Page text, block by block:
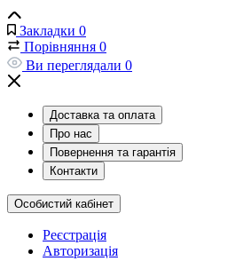
Закладки 0
Порівняння 0
Ви переглядали 0
Доставка та оплата
Про нас
Повернення та гарантія
Контакти
Особистий кабінет
Реєстрація
Авторизація